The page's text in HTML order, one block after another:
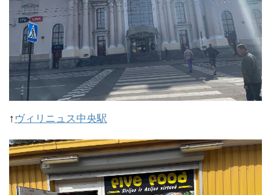
↑ ヴィリニュス中央駅